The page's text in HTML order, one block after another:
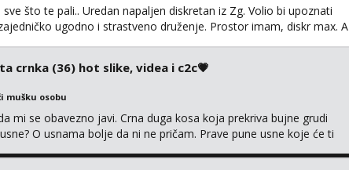
što te pali.. Uredan napaljen diskretan iz Zg. Volio bi upoznati
ugodno i strastveno druženje. Prostor imam, diskr max. A
crnka (36) hot slike, videa i c2c💗
mušku osobu
mi se obavezno javi. Crna duga kosa koja prekriva bujne grudi
O usnama bolje da ni ne pričam. Prave pune usne koje će ti